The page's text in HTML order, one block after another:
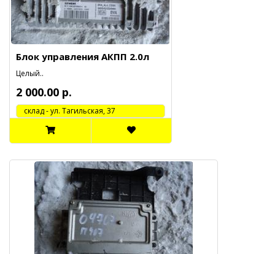
Блок управления АКПП 2.0л
Целый..
2 000.00 р.
cклад - ул. Тагильская, 37